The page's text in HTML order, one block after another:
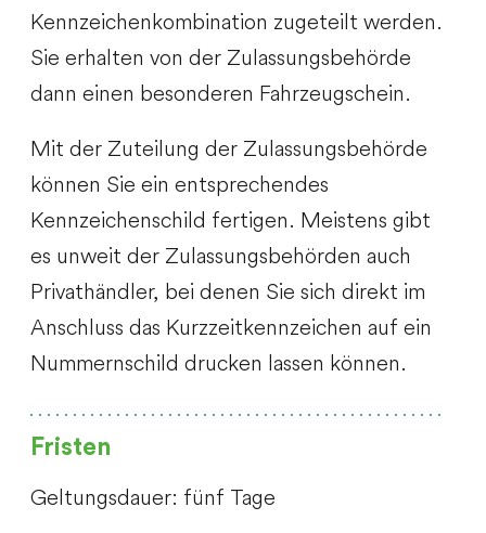
Kennzeichenkombination zugeteilt werden.
Sie erhalten von der Zulassungsbehörde
dann einen besonderen Fahrzeugschein.
Mit der Zuteilung der Zulassungsbehörde
können Sie ein entsprechendes
Kennzeichenschild fertigen. Meistens gibt
es unweit der Zulassungsbehörden auch
Privathändler, bei denen Sie sich direkt im
Anschluss das Kurzzeitkennzeichen auf ein
Nummernschild drucken lassen können.
Fristen
Geltungsdauer: fünf Tage